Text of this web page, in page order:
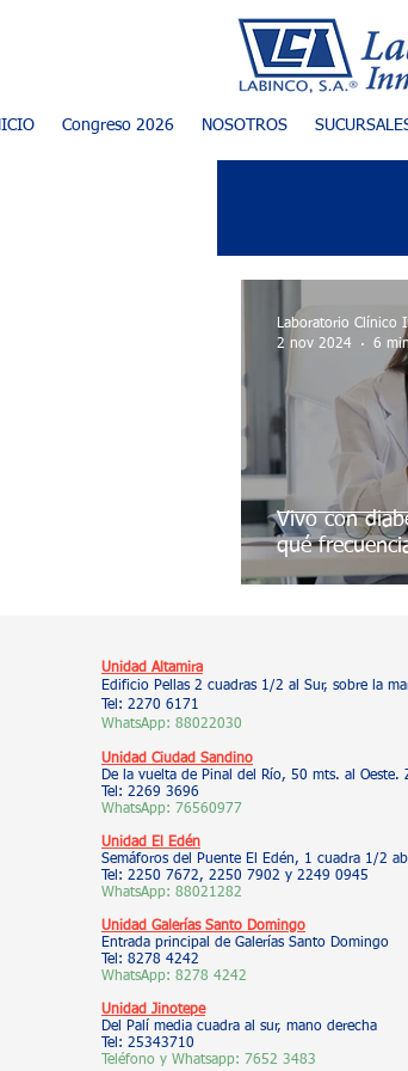
Congreso 2026 NOSOTROS
Vivo con
qué
Laboratorio Clínico
2 nov 2024
6
Unidad Altamira
Edificio Pellas 2 cuadras 1/2 al Sur, sobre la
Tel: 2270 6171
WhatsApp: 88022030
Unidad Ciudad Sandino
De la vuelta de Pinal del Río, 50 mts. al Oeste.
Tel: 2269 3696
WhatsApp: 76560977
Unidad El Edén
Semáforos del Puente El Edén, 1 cuadra 1/2
Tel: 2250 7672, 2250 7902 y 2249 0945
WhatsApp: 88021282
Unidad Galerías Santo Domingo
Entrada principal de Galerías Santo Domingo
Tel: 8278 4242
WhatsApp: 8278 4242
Unidad Jinotepe
Del Palí media cuadra al sur, mano derecha
Tel: 25343710
Teléfono y Whatsapp: 7652 3483